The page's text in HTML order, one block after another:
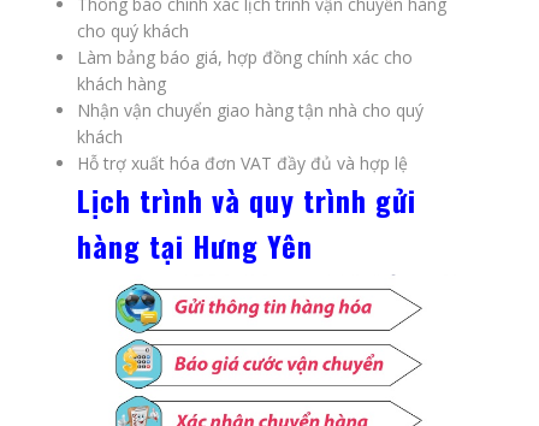
Thông báo chính xác lịch trình vận chuyển hàng
cho quý khách
Làm bảng báo giá, hợp đồng chính xác cho
khách hàng
Nhận vận chuyển giao hàng tận nhà cho quý
khách
Hỗ trợ xuất hóa đơn VAT đầy đủ và hợp lệ
Lịch trình và quy trình gửi
hàng tại Hưng Yên